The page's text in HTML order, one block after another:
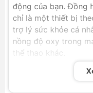
động của bạn. Đồng
chỉ là một thiết bị
trợ lý sức khỏe cá
nồng độ oxy trong
thể thao khác.
Video giới